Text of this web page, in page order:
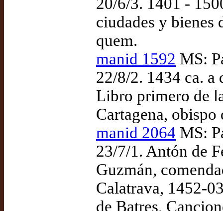
ciudades y bienes
quem.
manid 1592 MS:
22/8/2. 1434 ca. a
Libro primero de
Cartagena,
manid 2064 MS:
23/7/1. Antón de
Guzmán,
Calatrava, 1452-
de Batres,